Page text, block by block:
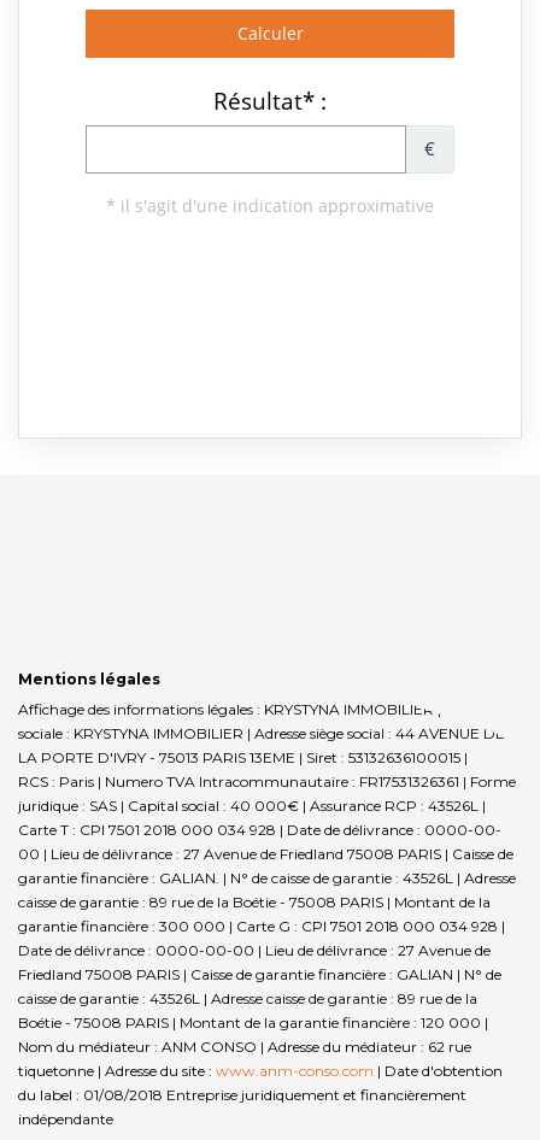
Mentions légales
Affichage des informations légales : KRYSTYNA IMMOBILIER | Raison
sociale : KRYSTYNA IMMOBILIER | Adresse siège social : 44 AVENUE DE
LA PORTE D'IVRY - 75013 PARIS 13EME | Siret : 53132636100015 |
RCS : Paris | Numero TVA Intracommunautaire : FR17531326361 | Forme
juridique : SAS | Capital social : 40 000€ | Assurance RCP : 43526L |
Carte T : CPI 7501 2018 000 034 928 | Date de délivrance : 0000-00-
00 | Lieu de délivrance : 27 Avenue de Friedland 75008 PARIS | Caisse de
garantie financière : GALIAN. | N° de caisse de garantie : 43526L | Adresse
caisse de garantie : 89 rue de la Boétie - 75008 PARIS | Montant de la
garantie financière : 300 000 | Carte G : CPI 7501 2018 000 034 928 |
Date de délivrance : 0000-00-00 | Lieu de délivrance : 27 Avenue de
Friedland 75008 PARIS | Caisse de garantie financière : GALIAN | N° de
caisse de garantie : 43526L | Adresse caisse de garantie : 89 rue de la
Boétie - 75008 PARIS | Montant de la garantie financière : 120 000 |
Nom du médiateur : ANM CONSO | Adresse du médiateur : 62 rue
tiquetonne | Adresse du site : www.anm-conso.com | Date d'obtention
du label : 01/08/2018 Entreprise juridiquement et financièrement
indépendante